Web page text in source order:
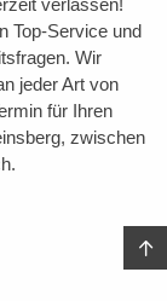
verlassen!
Top-Service und
Wir
jeder Art von
für Ihren
zwischen